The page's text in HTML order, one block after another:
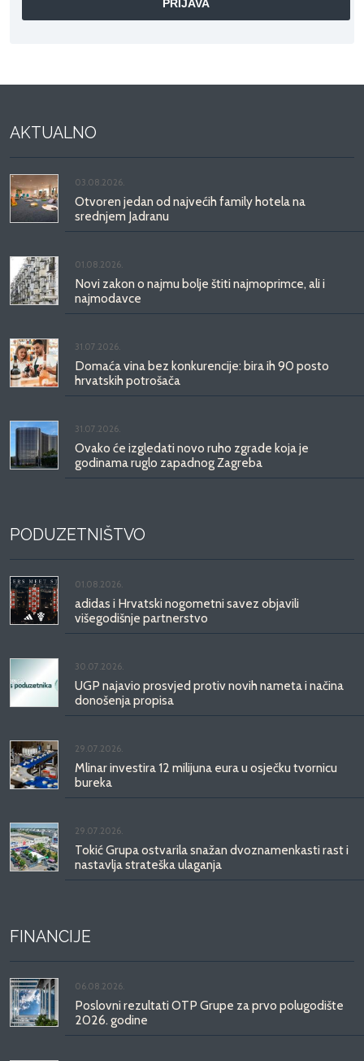
AKTUALNO
03.08.2026.
Otvoren jedan od najvećih family hotela na
srednjem Jadranu
01.08.2026.
Novi zakon o najmu bolje štiti najmoprimce, ali i
najmodavce
31.07.2026.
Domaća vina bez konkurencije: bira ih 90 posto
hrvatskih potrošača
31.07.2026.
Ovako će izgledati novo ruho zgrade koja je
godinama ruglo zapadnog Zagreba
PODUZETNIŠTVO
01.08.2026.
adidas i Hrvatski nogometni savez objavili
višegodišnje partnerstvo
30.07.2026.
UGP najavio prosvjed protiv novih nameta i načina
donošenja propisa
29.07.2026.
Mlinar investira 12 milijuna eura u osječku tvornicu
bureka
29.07.2026.
Tokić Grupa ostvarila snažan dvoznamenkasti rast i
nastavlja strateška ulaganja
FINANCIJE
06.08.2026.
Poslovni rezultati OTP Grupe za prvo polugodište
2026. godine